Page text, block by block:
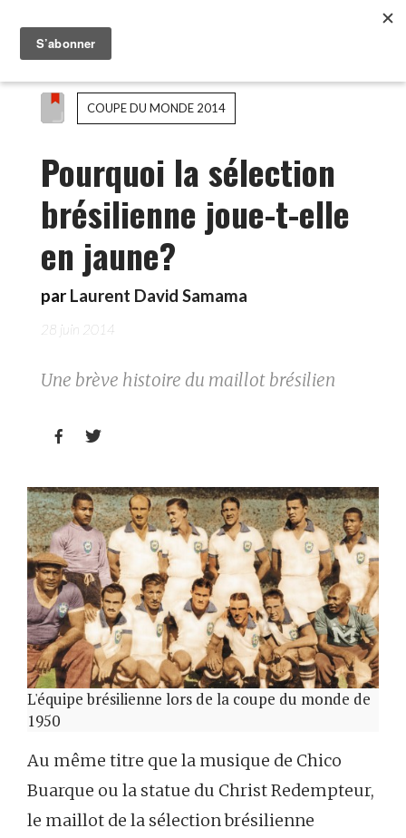
COUPE DU MONDE 2014
Pourquoi la sélection
brésilienne joue-t-elle
en jaune?
par Laurent David Samama
28 juin 2014
Une brève histoire du maillot brésilien
 
L'équipe brésilienne lors de la coupe du monde de
1950
Au même titre que la musique de Chico
Buarque ou la statue du Christ Redempteur,
le maillot de la sélection brésilienne